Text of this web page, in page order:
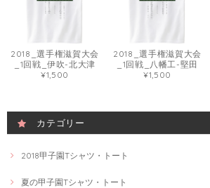
2018_選手権滋賀大会
_1回戦_伊吹-北大津
¥1,500
2018_選手権滋賀大会
_1回戦_八幡工-堅田
¥1,500
カテゴリー
2018甲子園Tシャツ・トート
夏の甲子園Tシャツ・トート